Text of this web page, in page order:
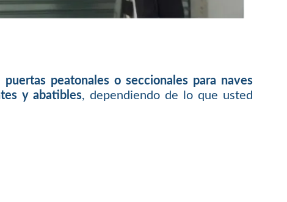
puertas peatonales o seccionales para naves
y abatibles, dependiendo de lo que usted